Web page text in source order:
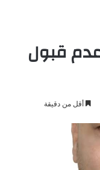
قبول
أقل من دقيقة